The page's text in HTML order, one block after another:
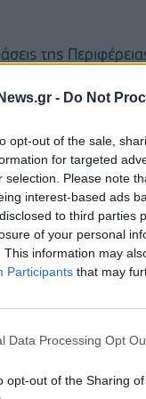
- Do Not
opt-out of the sale,
for targeted
selection. Please note
interest-based ads
to third parties
of your personal
This information may
Participants that may
Data Processing Opt
opt-out of the Sharing
της
σε δηλώσεις
που
μας.
να
κόπους μιας
κάνουμε όλες